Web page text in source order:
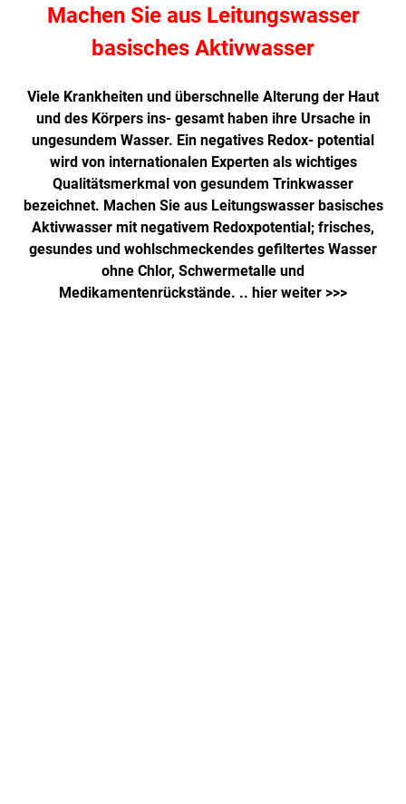
Machen Sie aus Leitungswasser
basisches Aktivwasser
Viele Krankheiten und überschnelle Alterung der Haut
und des Körpers ins- gesamt haben ihre Ursache in
ungesundem Wasser. Ein negatives Redox- potential
wird von internationalen Experten als wichtiges
Qualitätsmerkmal von gesundem Trinkwasser
bezeichnet. Machen Sie aus Leitungswasser basisches
Aktivwasser mit negativem Redoxpotential; frisches,
gesundes und wohlschmeckendes gefiltertes Wasser
ohne Chlor, Schwermetalle und
Medikamentenrückstände. .. hier weiter >>>